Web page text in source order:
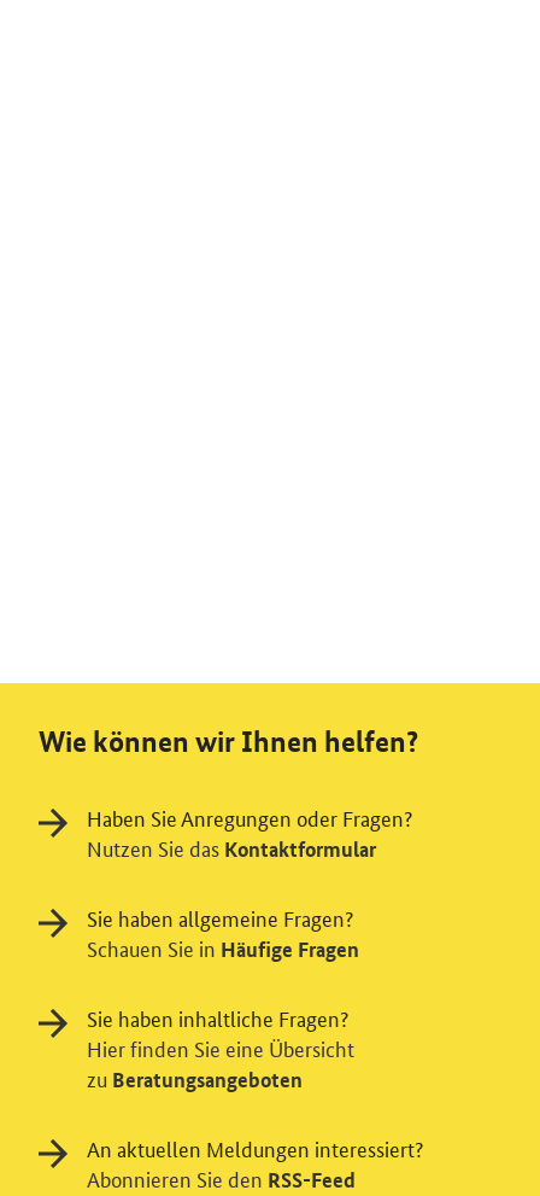
Wie können wir Ihnen helfen?
Haben Sie Anregungen oder Fragen?
Nutzen Sie das Kontaktformular
Sie haben allgemeine Fragen?
Schauen Sie in Häufige Fragen
Sie haben inhaltliche Fragen?
Hier finden Sie eine Übersicht
zu Beratungsangeboten
An aktuellen Meldungen interessiert?
Abonnieren Sie den RSS-Feed